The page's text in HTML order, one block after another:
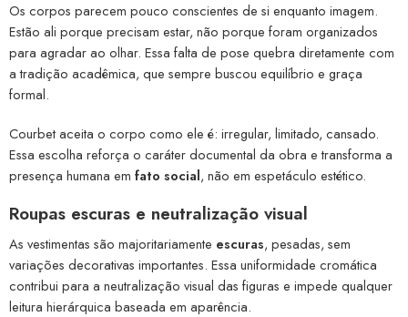
Os corpos parecem pouco conscientes de si enquanto imagem.
Estão ali porque precisam estar, não porque foram organizados
para agradar ao olhar. Essa falta de pose quebra diretamente com
a tradição acadêmica, que sempre buscou equilíbrio e graça
formal.
Courbet aceita o corpo como ele é: irregular, limitado, cansado.
Essa escolha reforça o caráter documental da obra e transforma a
presença humana em fato social, não em espetáculo estético.
Roupas escuras e neutralização visual
As vestimentas são majoritariamente escuras, pesadas, sem
variações decorativas importantes. Essa uniformidade cromática
contribui para a neutralização visual das figuras e impede qualquer
leitura hierárquica baseada em aparência.